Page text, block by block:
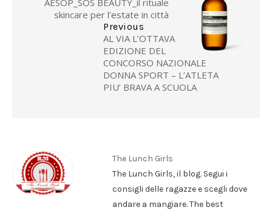
AESOP_SOS BEAUTY_il rituale
skincare per l'estate in città
Previous
AL VIA L’OTTAVA
EDIZIONE DEL
CONCORSO NAZIONALE
DONNA SPORT – L’ATLETA
PIU’ BRAVA A SCUOLA
The Lunch Girls
The Lunch Girls, il blog. Segui i
consigli delle ragazze e scegli dove
andare a mangiare. The best